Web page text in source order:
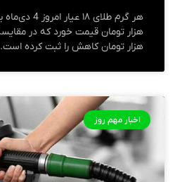
هزار تومان کاهش را ثبت کرده است.
اخبار مهم روز